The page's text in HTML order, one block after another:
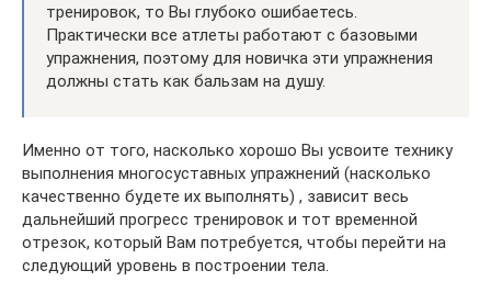
тренировок, то Вы глубоко ошибаетесь.
Практически все атлеты работают с базовыми
упражнения, поэтому для новичка эти упражнения
должны стать как бальзам на душу.
Именно от того, насколько хорошо Вы усвоите технику
выполнения многосуставных упражнений (насколько
качественно будете их выполнять) , зависит весь
дальнейший прогресс тренировок и тот временной
отрезок, который Вам потребуется, чтобы перейти на
следующий уровень в построении тела.